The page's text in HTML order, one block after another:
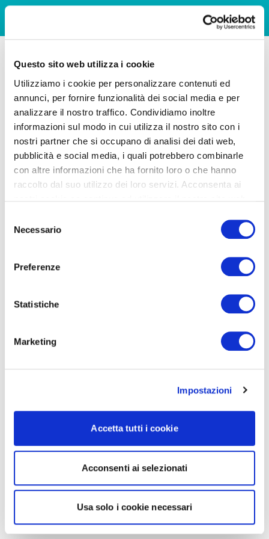
Questo sito web utilizza i cookie
Utilizziamo i cookie per personalizzare contenuti ed
annunci, per fornire funzionalità dei social media e per
analizzare il nostro traffico. Condividiamo inoltre
informazioni sul modo in cui utilizza il nostro sito con i
nostri partner che si occupano di analisi dei dati web,
pubblicità e social media, i quali potrebbero combinarle
con altre informazioni che ha fornito loro o che hanno
raccolto dal suo utilizzo dei loro servizi. Acconsenta ai
delNecessario
Preferenze
Statistiche
Marketing
Impostazioni
Accetta tutti i cookie
Acconsenti ai selezionati
Usa solo i cookie necessari